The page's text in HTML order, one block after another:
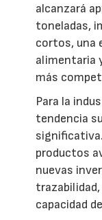
alcanzará
toneladas,
cortos, una
alimentaria
más
Para la
tendencia
productos
nuevas
capacidad